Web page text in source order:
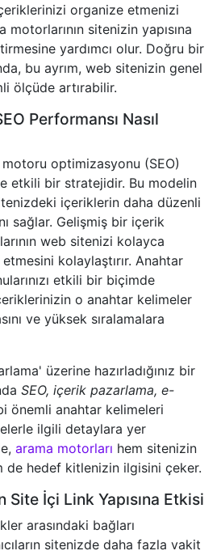
organize etmenizi
sitenizin yapısına
yardımcı olur. Doğru bir
bu ayrım, web sitenizin genel
ölçüde artırabilir.
Performansı Nasıl
optimizasyonu (SEO)
etkili bir stratejidir. Bu modelin
içeriklerin daha düzenli
sağlar. Gelişmiş bir içerik
web sitenizi kolayca
kolaylaştırır. Anahtar
etkili bir biçimde
o anahtar kelimeler
ve yüksek sıralamalara
üzerine hazırladığınız bir
SEO, içerik pazarlama, e-
önemli anahtar kelimeleri
ilgili detaylara yer
arama motorları hem sitenizin
de hedef kitlenizin ilgisini çeker.
İçi Link Yapısına Etkisi
arasındaki bağları
sitenizde daha fazla vakit